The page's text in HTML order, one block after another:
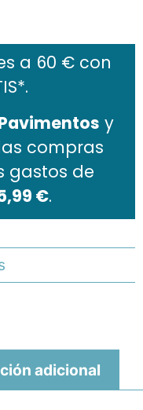
a 60 € con
y
compras
gastos de
€.
adicional